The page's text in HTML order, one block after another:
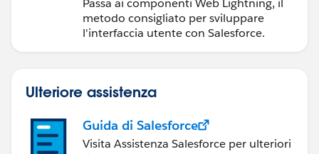
Lightning
Passa ai componenti Web Lightning, il
metodo consigliato per sviluppare
l'interfaccia utente con Salesforce.
Ulteriore assistenza
Guida di Salesforce
Visita Assistenza Salesforce per ulteriori